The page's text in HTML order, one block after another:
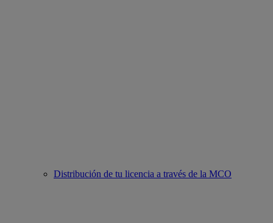
Distribución de tu licencia a través de la MCO